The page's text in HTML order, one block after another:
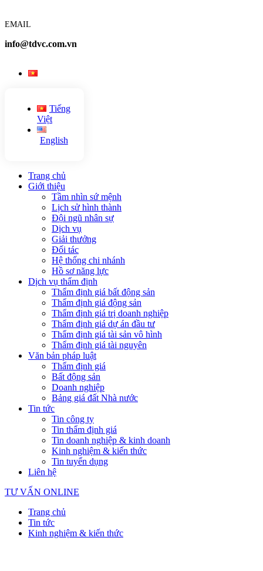
EMAIL
info@tdvc.com.vn
Tiếng
Việt
English
Trang chủ
Giới thiệu
Tầm nhìn sứ mệnh
Lịch sử hình thành
Đội ngũ nhân sự
Dịch vụ
Giải thưởng
Đối tác
Hệ thống chi nhánh
Hồ sơ năng lực
Dịch vụ thẩm định
Thẩm định giá bất động sản
Thẩm định giá động sản
Thẩm định giá trị doanh nghiệp
Thẩm định giá dự án đầu tư
Thẩm định giá tài sản vô hình
Thẩm định giá tài nguyên
Văn bản pháp luật
Thẩm định giá
Bất động sản
Doanh nghiệp
Bảng giá đất Nhà nước
Tin tức
Tin công ty
Tin thẩm định giá
Tin doanh nghiệp & kinh doanh
Kinh nghiệm & kiến thức
Tin tuyển dụng
Liên hệ
TƯ VẤN ONLINE
Trang chủ
Tin tức
Kinh nghiệm & kiến thức